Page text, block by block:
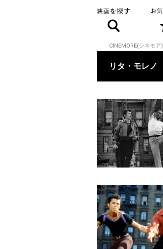
CINEMORE(シネモア)
リタ・モレノ